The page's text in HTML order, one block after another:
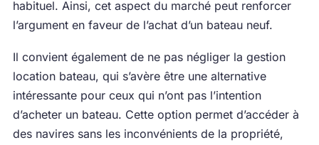
habituel. Ainsi, cet aspect du marché peut renforcer
l’argument en faveur de l’achat d’un bateau neuf.
Il convient également de ne pas négliger la gestion
location bateau, qui s’avère être une alternative
intéressante pour ceux qui n’ont pas l’intention
d’acheter un bateau. Cette option permet d’accéder à
des navires sans les inconvénients de la propriété,